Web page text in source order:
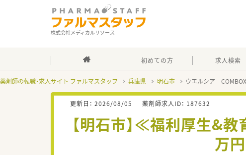
株式会社メディカルリソース
初めての方 求人検索
薬剤師の転職・求人サイト ファルマスタッフ 兵庫県 明石市 ウエルシア
更新日： 2026/08/05 薬剤師求人ID： 187632
【明石市】≪福利厚生&
万